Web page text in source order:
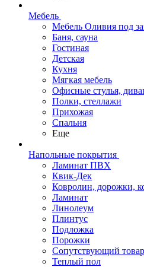
Мебель
Мебель Оливия под
Баня, сауна
Гостиная
Детская
Кухня
Мягкая мебель
Офисные стулья,
Полки, стеллажи
Прихожая
Спальня
Еще
Напольные покрытия
Ламинат ПВХ
Квик-Дек
Ковролин, дорожки,
Ламинат
Линолеум
Плинтус
Подложка
Порожки
Сопутствующий товар
Теплый пол